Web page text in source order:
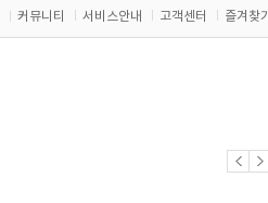
커뮤니티 서비스안내 고객센터 즐겨찾기